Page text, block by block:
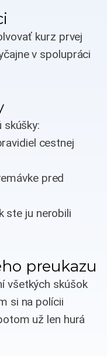
kurz prvej
v spolupráci
skúšky:
cestnej
pred
ste ju nerobili
preukazu
všetkých skúšok
si na polícii
už len hurá